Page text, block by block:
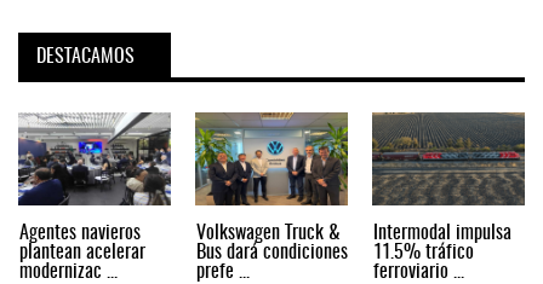
DESTACAMOS
Agentes navieros
plantean acelerar
modernizac ...
Volkswagen Truck &
Bus dará condiciones
prefe ...
Intermodal impulsa
11.5% tráfico
ferroviario ...